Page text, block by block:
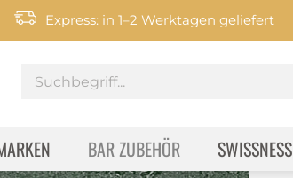
Express: in 1–2 Werktagen geliefert
BAR ZUBEHÖR SWISSNESS